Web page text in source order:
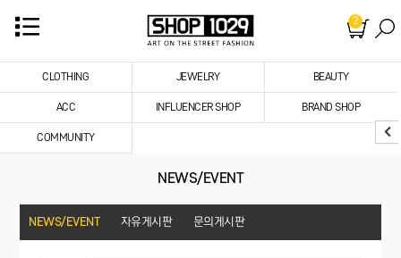
2
CLOTHING JEWELRY BEAUTY
ACC INFLUENCER SHOP BRAND SHOP
COMMUNITY
NEWS/EVENT
NEWS/EVENT 자유게시판 문의게시판